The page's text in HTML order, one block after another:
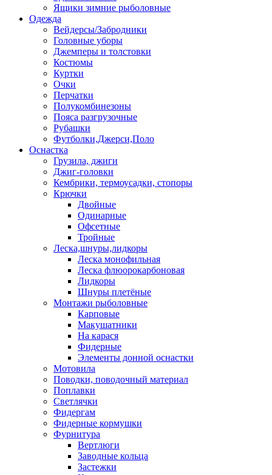
Ящики зимние рыболовные
Одежда
Вейдерсы/Забродники
Головные уборы
Джемперы и толстовки
Костюмы
Куртки
Очки
Перчатки
Полукомбинезоны
Пояса разгрузочные
Рубашки
Футболки,Джерси,Поло
Оснастка
Грузила, джиги
Джиг-головки
Кембрики, термоусадки, стопоры
Крючки
Двойные
Одинарные
Офсетные
Тройные
Леска,шнуры,лидкоры
Леска монофильная
Леска флюорокарбоновая
Лидкоры
Шнуры плетёные
Монтажи рыболовные
Карповые
Макушатники
На карася
Фидерные
Элементы донной оснастки
Мотовила
Поводки, поводочный материал
Поплавки
Светлячки
Фидергам
Фидерные кормушки
Фурнитура
Вертлюги
Заводные кольца
Застежки